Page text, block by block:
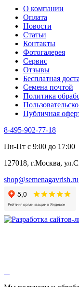
Тмин
Трава для
Туласи
Укроп
Фенхель
Цикорий
Цикорий
Черемша
Шпинат
Щавель
Эндивий
Эстрагон
Алтей
Валериана
Гибискус
Девясил
Душица
О компании
Оплата
Новости
Статьи
Контакты
Фотогалерея​
Сервис
Отзывы
Бесплатная
Семена почтой
Политика
Публичная
8-495-902-77-18
Пн-Пт с 9:00 до 17:00
127018, г.Москва,
shop@semenagavrish.ru